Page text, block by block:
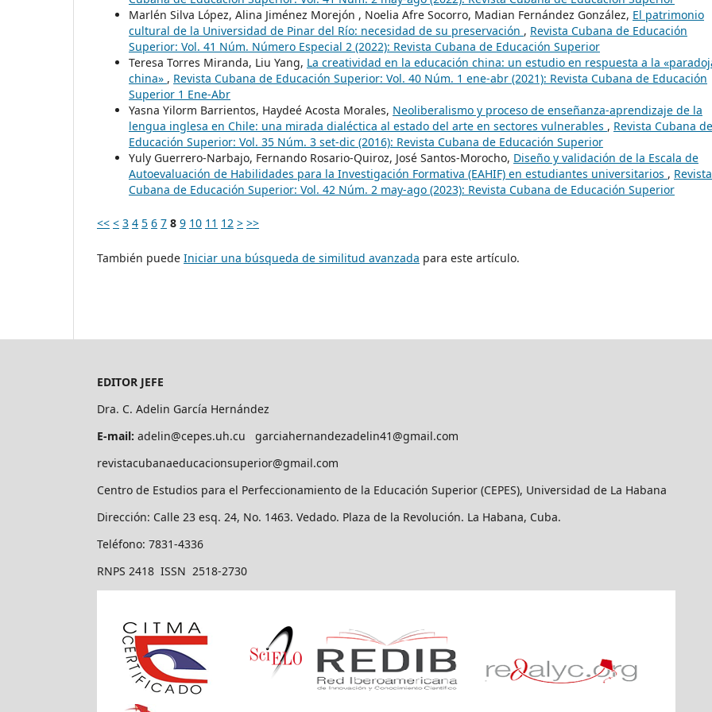
Marlén Silva López, Alina Jiménez Morejón , Noelia Afre Socorro, Madian Fernández González, El patrimonio
cultural de la Universidad de Pinar del Río: necesidad de su preservación , Revista Cubana de Educación
Superior: Vol. 41 Núm. Número Especial 2 (2022): Revista Cubana de Educación Superior
Teresa Torres Miranda, Liu Yang, La creatividad en la educación china: un estudio en respuesta a la
china» , Revista Cubana de Educación Superior: Vol. 40 Núm. 1 ene-abr (2021): Revista Cubana de Educación
Superior 1 Ene-Abr
Yasna Yilorm Barrientos, Haydeé Acosta Morales, Neoliberalismo y proceso de enseñanza-aprendizaje de la
lengua inglesa en Chile: una mirada dialéctica al estado del arte en sectores vulnerables , Revista Cubana de
Educación Superior: Vol. 35 Núm. 3 set-dic (2016): Revista Cubana de Educación Superior
Yuly Guerrero-Narbajo, Fernando Rosario-Quiroz, José Santos-Morocho, Diseño y validación de la Escala de
Autoevaluación de Habilidades para la Investigación Formativa (EAHIF) en estudiantes universitarios , Revista
Cubana de Educación Superior: Vol. 42 Núm. 2 may-ago (2023): Revista Cubana de Educación Superior
<< < 3 4 5 6 7 8 9 10 11 12 > >>
También puede Iniciar una búsqueda de similitud avanzada para este artículo.
EDITOR JEFE
Dra. C. Adelin García Hernández
E-mail: adelin@cepes.uh.cu garciahernandezadelin41@gmail.com
revistacubanaeducacionsuperior@gmail.com
Centro de Estudios para el Perfeccionamiento de la Educación Superior (CEPES), Universidad de La Habana
Dirección: Calle 23 esq. 24, No. 1463. Vedado. Plaza de la Revolución. La Habana, Cuba.
Teléfono: 7831-4336
RNPS 2418 ISSN 2518-2730